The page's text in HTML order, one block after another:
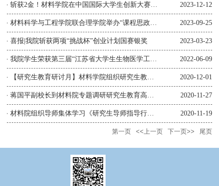
2023-12-12
2023-09-25
喜报|我院斩获两项“挑战杯”创业计划国赛银奖 2023-03-23
2022-06-09
2020-12-01
2020-11-27
2020-11-19
第一页 <<上一页 下一页>> 尾页